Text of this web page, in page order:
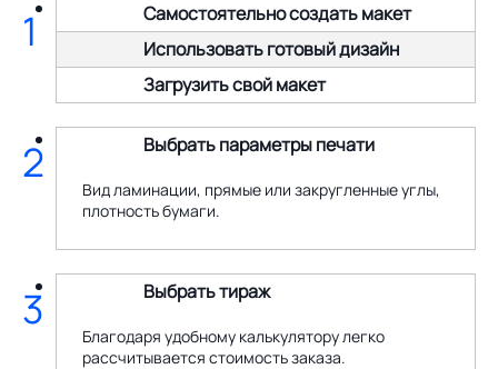
Самостоятельно создать макет
Использовать готовый дизайн
Загрузить свой макет
1
Выбрать параметры печати
Вид ламинации, прямые или закругленные углы,
плотность бумаги.
2
Выбрать тираж
Благодаря удобному калькулятору легко
рассчитывается стоимость заказа.
3